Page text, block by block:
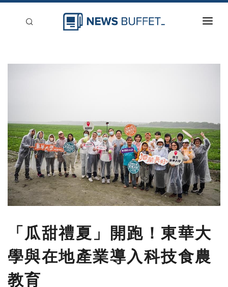
「瓜甜禮夏」開跑！東華大
學與在地產業導入科技食農
教育